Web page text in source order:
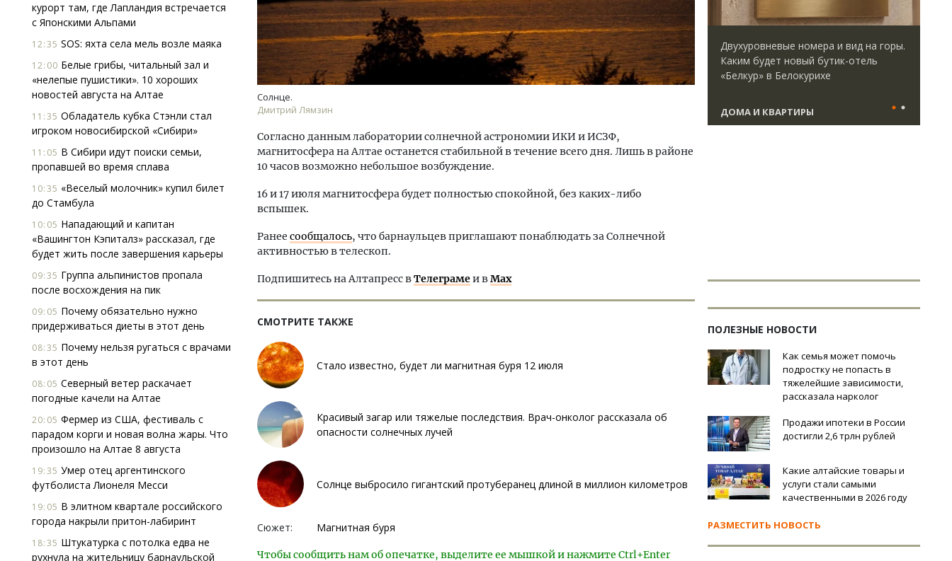
курорт там, где Лапландия встречается
с Японскими Альпами
12:35 SOS: яхта села мель возле маяка
12:00 Белые грибы, читальный зал и
«нелепые пушистики». 10 хороших
новостей августа на Алтае
11:35 Обладатель кубка Стэнли стал
игроком новосибирской «Сибири»
11:05 В Сибири идут поиски семьи,
пропавшей во время сплава
10:35 «Веселый молочник» купил билет
до Стамбула
10:05 Нападающий и капитан
«Вашингтон Кэпиталз» рассказал, где
будет жить после завершения карьеры
09:35 Группа альпинистов пропала
после восхождения на пик
09:05 Почему обязательно нужно
придерживаться диеты в этот день
08:35 Почему нельзя ругаться с врачами
в этот день
08:05 Северный ветер раскачает
погодные качели на Алтае
20:05 Фермер из США, фестиваль с
парадом корги и новая волна жары. Что
произошло на Алтае 8 августа
19:35 Умер отец аргентинского
футболиста Лионеля Месси
19:05 В элитном квартале российского
города накрыли притон-лабиринт
18:35 Штукатурка с потолка едва не
рухнула на жительницу барнаульской
Солнце.
Дмитрий Лямзин
Согласно данным лаборатории солнечной астрономии ИКИ и ИСЗФ,
магнитосфера на Алтае останется стабильной в течение всего дня. Лишь в районе
10 часов возможно небольшое возбуждение.
16 и 17 июля магнитосфера будет полностью спокойной, без каких-либо
вспышек.
Ранее сообщалось, что барнаульцев приглашают понаблюдать за Солнечной
активностью в телескоп.
Подпишитесь на Алтапресс вТелеграмеи вMax
СМОТРИТЕ ТАКЖЕ
Стало известно, будет ли магнитная буря 12 июля
Красивый загар или тяжелые последствия. Врач-онколог рассказала об
опасности солнечных лучей
Солнце выбросило гигантский протуберанец длиной в миллион километров
Сюжет: Магнитная буря
Чтобы сообщить нам об опечатке, выделите ее мышкой и нажмите Ctrl+Enter
Ищем новые берега. Гендиректор
«Жилищной инициативы» Юрий
Гатилов — о том, как девелоперу
Двухуровневые номера и вид на горы.
Каким будет новый бутик-отель
«Белкур» в Белокурихе
ДОМА И КВАРТИРЫ
ПОЛЕЗНЫЕ НОВОСТИ
Как семья может помочь
подростку не попасть в
тяжелейшие зависимости,
рассказала нарколог
Продажи ипотеки в России
достигли 2,6 трлн рублей
Какие алтайские товары и
услуги стали самыми
качественными в 2026 году
РАЗМЕСТИТЬ НОВОСТЬ